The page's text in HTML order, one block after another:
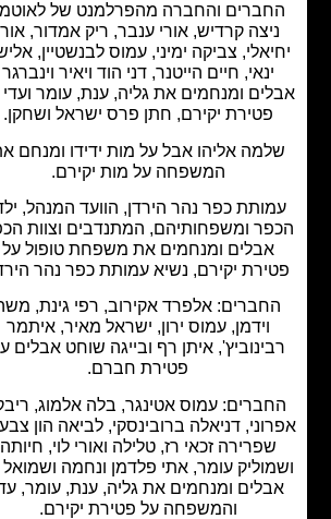
והחברה מהפרלמנט של לאוטמן:
קרדיש, אורי ענבר, ריק אמדור, אורי
צביקה ימיני, עמוס לבנשטיין, אלישע
ינאי, חיים הייטנר, דני הוד ויאיר וינברגר
ומנחמים את גליה, ענת, עומר ועדי על
פטירת יקירם, חתן פרס ישראל ושחקן.
אליהו אבל על מות ידידו ומנחם את
המשפחה על מות יקירם.
כפר נהר הירדן, הוועד המנהל, ילדי
ומשפחותיהם, המתנדבים וצוות הכפר
אבלים ומנחמים את משפחת טופול על
יקירם, נשיא עמותת כפר נהר הירדן.
אלפרד אקירוב, רפי גינת, משה
וידמן, עמוס ירון, ישראל מאיר, איתמר
איתן רף ובייגה שוחט אבלים על
פטירת חברם.
עמוס אטינגר, בלה אלמוג, ריבקי
דניאלה ברובינסקי, לביאה הון צבעוני,
זכאי רז, טלילה ואורי לוי, חיותה
עומר, אתי פלדמן ונחמה ושמואל שי
ומנחמים את גליה, ענת, עומר, עדי
והמשפחה על פטירת יקירם.